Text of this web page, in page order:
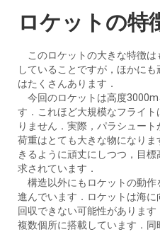
ロケットの特
このロケットの大きな特徴は
していることですが，ほかに
はたくさんあります．
今回のロケットは高度3000m
す．これほど大規模なフライト
りません．実際，パラシュー
荷重はとても大きな物になり
きるように頑丈にしつつ，目
求されています．
構造以外にもロケットの動作
進んでいます．ロケットは海
回収できない可能性がありま
複数個所に搭載しています．